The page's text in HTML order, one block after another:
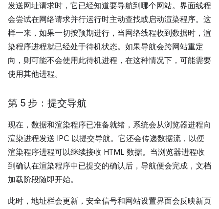
发送网址请求时，它已经知道要导航到哪个网站。界面线程
会尝试在网络请求并行运行时主动查找或启动渲染程序。这
样一来，如果一切按预期进行，当网络线程收到数据时，渲
染程序进程就已经处于待机状态。如果导航会跨网站重定
向，则可能不会使用此待机进程，在这种情况下，可能需要
使用其他进程。
第 5 步：提交导航
现在，数据和渲染程序已准备就绪，系统会从浏览器进程向
渲染进程发送 IPC 以提交导航。它还会传递数据流，以便
渲染程序进程可以继续接收 HTML 数据。当浏览器进程收
到确认在渲染程序中已提交的确认后，导航便会完成，文档
加载阶段随即开始。
此时，地址栏会更新，安全信号和网站设置界面会反映新页